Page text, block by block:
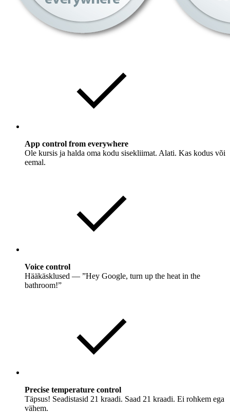
App control from everywhere
Ole kursis ja halda oma kodu sisekliimat. Alati. Kas kodus või
eemal.
Voice control
Hääkäsklused — ”Hey Google, turn up the heat in the
bathroom!”
Precise temperature control
Täpsus! Seadistasid 21 kraadi. Saad 21 kraadi. Ei rohkem ega
vähem.